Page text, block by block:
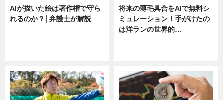
AIが描いた絵は著作権で守ら
れるのか？│弁護士が解説
将来の薄毛具合をAIで無料シ
ミュレーション！手がけたの
は洋ランの世界的…